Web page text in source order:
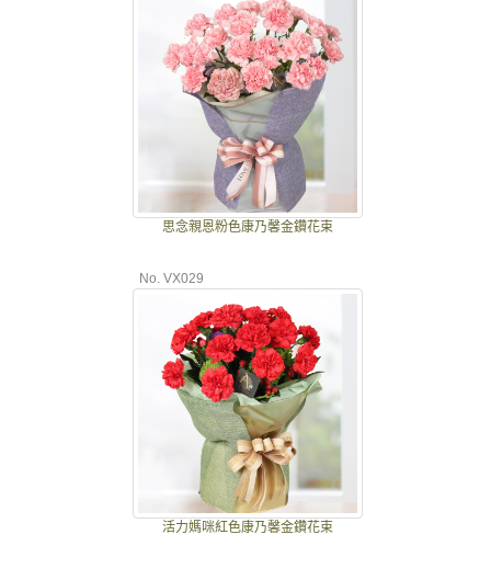
思念親恩粉色康乃馨金鑽花束
No. VX029
活力媽咪紅色康乃馨金鑽花束